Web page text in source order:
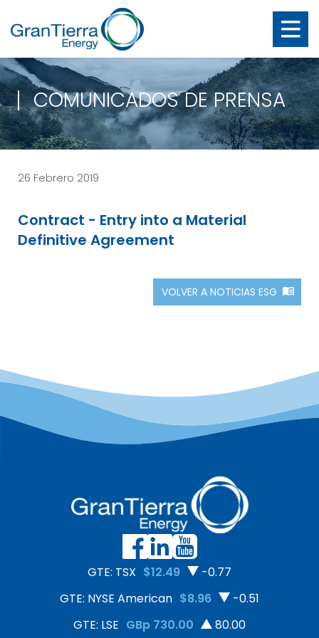
COMUNICADOS DE PRENSA
26 Febrero 2019
Contract - Entry into a Material
Definitive Agreement
VOLVER A NOTICIAS ESG
GTE: TSX $12.49
-0.77
GTE: NYSE American $8.96
-0.51
GTE: LSE GBp 730.00 80.00